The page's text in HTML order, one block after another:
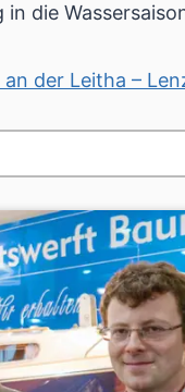
die
der Leitha –